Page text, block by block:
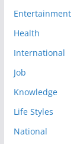
Entertainment
Health
International
Job
Knowledge
Life Styles
National